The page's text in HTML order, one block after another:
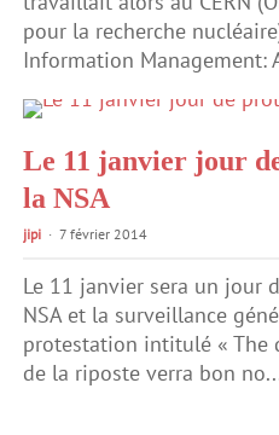
pour la recherche
Information Management:
Le 11 janvier jour
la NSA
jipi 7 février 2014
Le 11 janvier sera un jour
NSA et la surveillance
protestation intitulé « The
de la riposte verra bon